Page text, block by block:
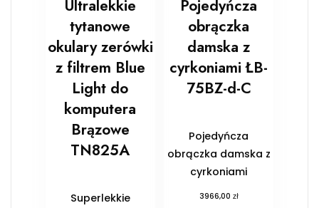
Ultralekkie
tytanowe
okulary zerówki
z filtrem Blue
Light do
komputera
Brązowe
TN825A
Superlekkie
Pojedyńcza
obrączka
damska z
cyrkoniami ŁB-
75BZ-d-C
Pojedyńcza
obrączka damska z
cyrkoniami
3966,00 zł